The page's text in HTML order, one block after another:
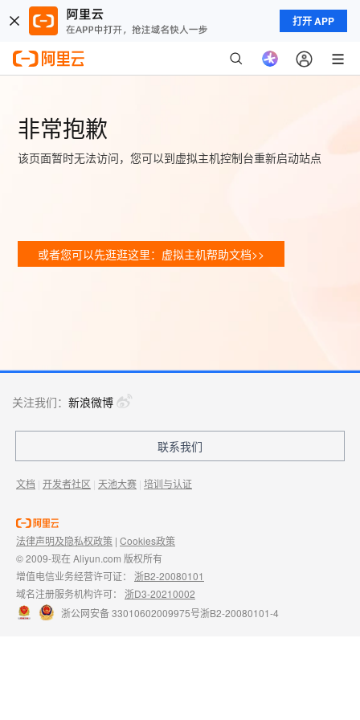
打开 APP
非常抱歉
该页面暂时无法访问，您可以到虚拟主机控制台重新启动站点
或者您可以先逛逛这里：虚拟主机帮助文档>>